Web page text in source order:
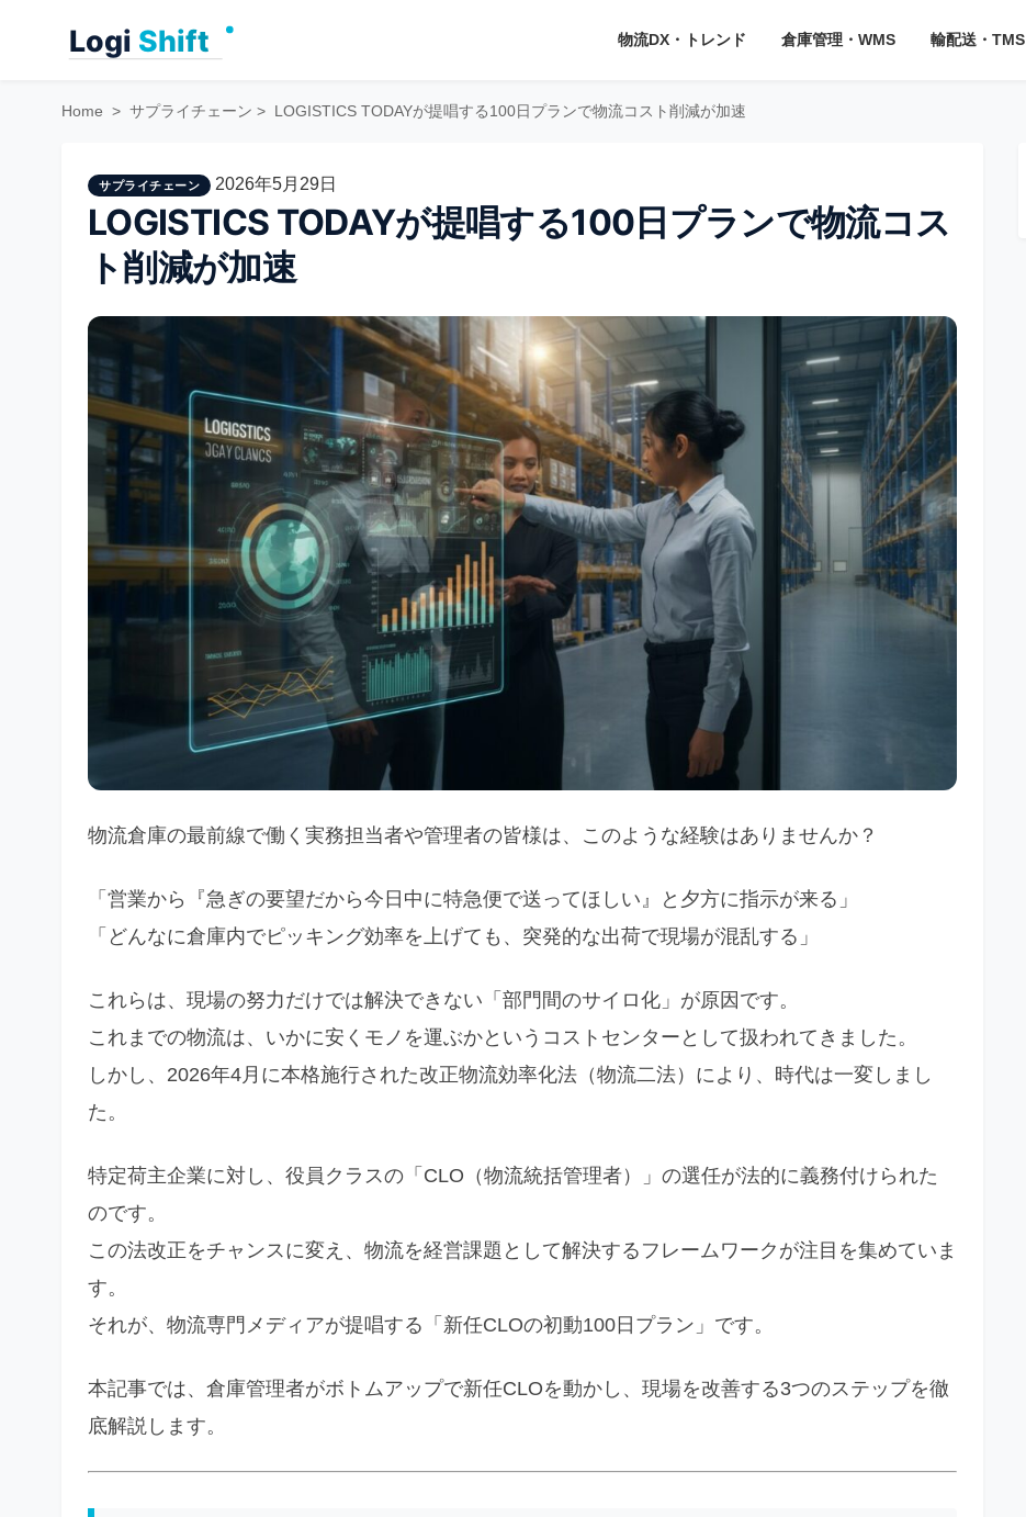
物流DX・トレンド 倉庫管理・WMS 輸配送・TMS
Home > サプライチェーン > LOGISTICS TODAYが提唱する100日プランで物流コスト削減が加速
サプライチェーン 2026年5月29日
LOGISTICS TODAYが提唱する100日プランで物流コス
ト削減が加速
物流倉庫の最前線で働く実務担当者や管理者の皆様は、このような経験はありませんか？
「営業から『急ぎの要望だから今日中に特急便で送ってほしい』と夕方に指示が来る」
「どんなに倉庫内でピッキング効率を上げても、突発的な出荷で現場が混乱する」
これらは、現場の努力だけでは解決できない「部門間のサイロ化」が原因です。
これまでの物流は、いかに安くモノを運ぶかというコストセンターとして扱われてきました。
しかし、2026年4月に本格施行された改正物流効率化法（物流二法）により、時代は一変しまし
た。
特定荷主企業に対し、役員クラスの「CLO（物流統括管理者）」の選任が法的に義務付けられた
のです。
この法改正をチャンスに変え、物流を経営課題として解決するフレームワークが注目を集めていま
す。
それが、物流専門メディアが提唱する「新任CLOの初動100日プラン」です。
本記事では、倉庫管理者がボトムアップで新任CLOを動かし、現場を改善する3つのステップを徹
底解説します。